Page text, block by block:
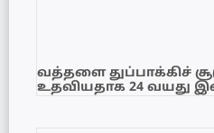
வத்தளை துப்பாக்கிச்
உதவியதாக 24 வயது